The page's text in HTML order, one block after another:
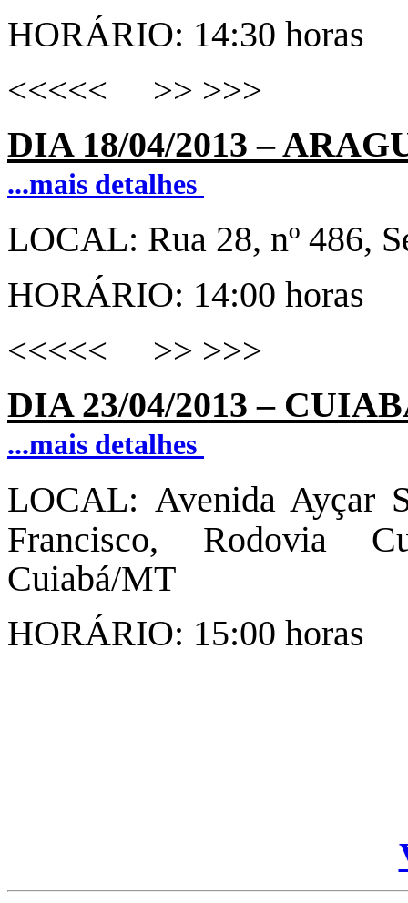
HORÁRIO: 14:30 horas
<<<<< >> >>>
DIA 18/04/2013 –
...mais detalhes
LOCAL: Rua 28, nº 486,
HORÁRIO: 14:00 horas
<<<<< >> >>>
DIA 23/04/2013 –
...mais detalhes
LOCAL: Avenida Ayçar
Francisco, Rodovia
Cuiabá/MT
HORÁRIO: 15:00 horas